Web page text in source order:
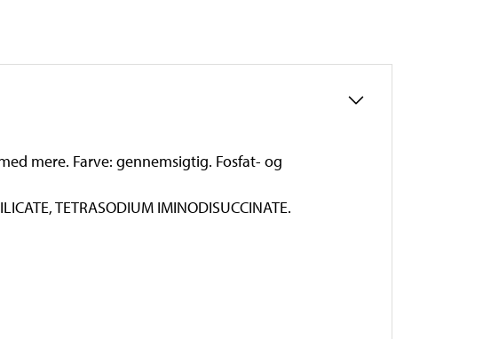
mere. Farve: gennemsigtig. Fosfat- og
TETRASODIUM IMINODISUCCINATE.